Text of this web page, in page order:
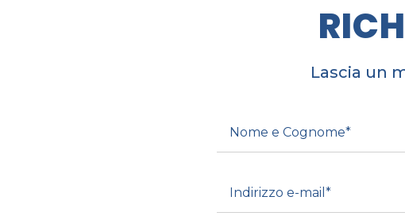
Lascia un